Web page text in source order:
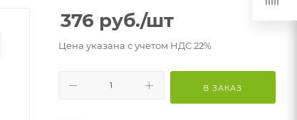
376 руб./шт
Цена указана с учетом НДС 22%
В ЗАКАЗ